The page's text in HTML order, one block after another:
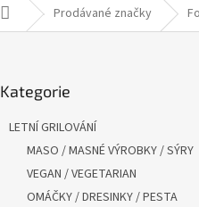
Domů Prodávané značky
kategorie
Kategorie
LETNÍ GRILOVÁNÍ
MASO / MASNÉ VÝROBKY / SÝRY
VEGAN / VEGETARIAN
OMÁČKY / DRESINKY / PESTA